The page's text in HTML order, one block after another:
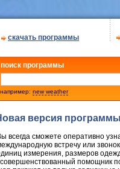
скачать программы
поиск программы
new weather
версия
всегда сможете оперативно
встречу или
измерения, размеров
помощник